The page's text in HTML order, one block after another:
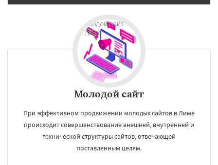
Молодой сайт
При эффективном продвижении молодых сайтов в Лиме
происходит совершенствование внешней, внутренней и
технической структуры сайтов, отвечающей
поставленным целям.